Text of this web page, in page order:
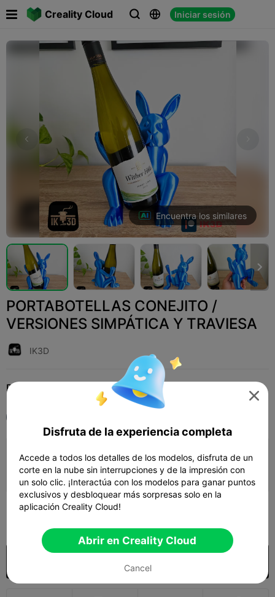
Creality Cloud   Iniciar sesión

Encuentra los similares

PORTABOTELLAS CONEJITO /
VERSIONES SIMPÁTICA Y TRAVIESA
IK3D
Print Settings (1) Add Hogar
Capa de 0.2mm, 3 paredes, 15% de
relleno
 1d 09h  4 plates  1567.18g
400

Disfruta de la experiencia completa
Accede a todos los detalles de los modelos, disfruta de un
corte en la nube sin interrupciones y de la impresión con
un solo clic. ¡Interactúa con los modelos para ganar puntos
exclusivos y desbloquear más sorpresas solo en la
aplicación Creality Cloud!
Abrir en Creality Cloud
Cancel